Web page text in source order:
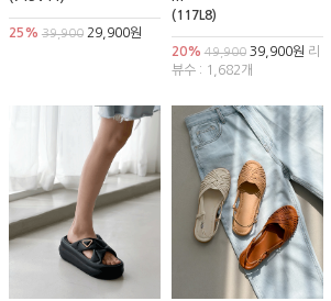
25% 39,90029,900원
(117L8)
20% 49,90039,900원 리
뷰수 : 1,682개